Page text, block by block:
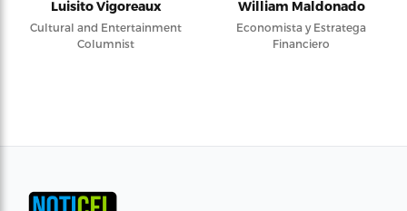
Luisito Vigoreaux
Cultural and Entertainment
Columnist
William Maldonado
Economista y Estratega
Financiero